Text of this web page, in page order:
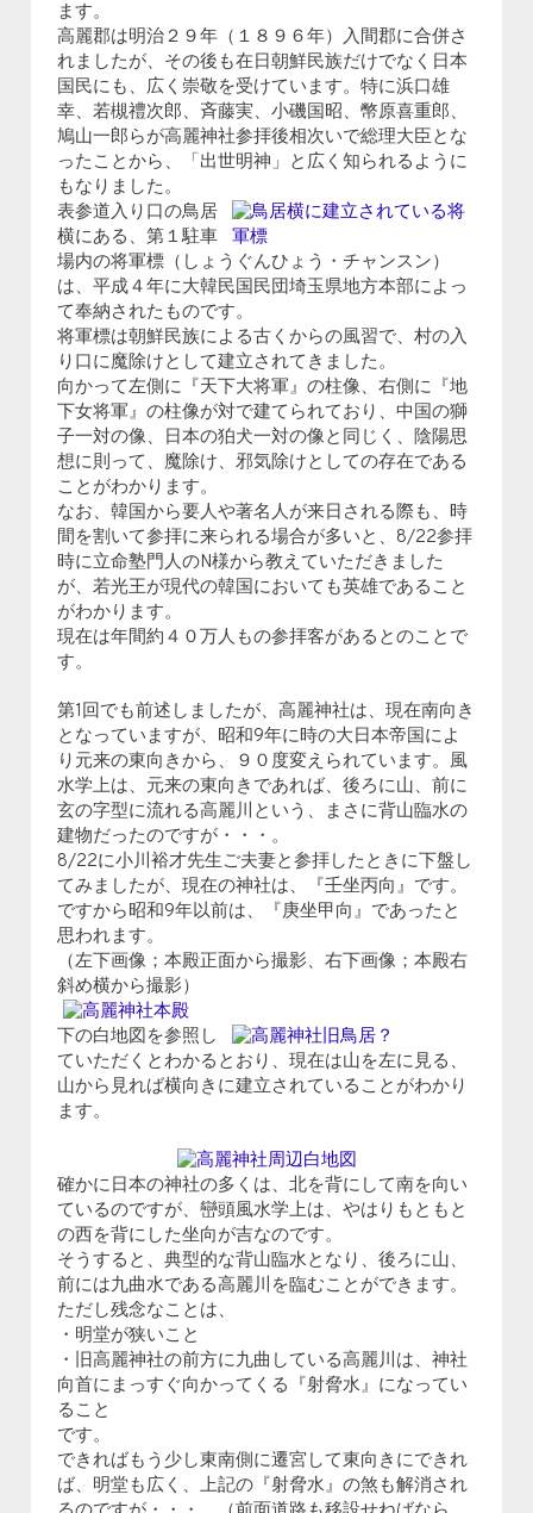
ます。
高麗郡は明治２９年（１８９６年）入間郡に合併さ
れましたが、その後も在日朝鮮民族だけでなく日本
国民にも、広く崇敬を受けています。特に浜口雄
幸、若槻禮次郎、斉藤実、小磯国昭、幣原喜重郎、
鳩山一郎らが高麗神社参拝後相次いで総理大臣とな
ったことから、「出世明神」と広く知られるように
もなりました。
表参道入り口の鳥居
横にある、第１駐車
場内の将軍標（しょうぐんひょう・チャンスン）
は、平成４年に大韓民国民団埼玉県地方本部によっ
て奉納されたものです。
将軍標は朝鮮民族による古くからの風習で、村の入
り口に魔除けとして建立されてきました。
向かって左側に『天下大将軍』の柱像、右側に『地
下女将軍』の柱像が対で建てられており、中国の獅
子一対の像、日本の狛犬一対の像と同じく、陰陽思
想に則って、魔除け、邪気除けとしての存在である
ことがわかります。
なお、韓国から要人や著名人が来日される際も、時
間を割いて参拝に来られる場合が多いと、8/22参拝
時に立命塾門人のN様から教えていただきました
が、若光王が現代の韓国においても英雄であること
がわかります。
現在は年間約４０万人もの参拝客があるとのことで
す。
第1回でも前述しましたが、高麗神社は、現在南向き
となっていますが、昭和9年に時の大日本帝国によ
り元来の東向きから、９０度変えられています。風
水学上は、元来の東向きであれば、後ろに山、前に
玄の字型に流れる高麗川という、まさに背山臨水の
建物だったのですが・・・。
8/22に小川裕才先生ご夫妻と参拝したときに下盤し
てみましたが、現在の神社は、『壬坐丙向』です。
ですから昭和9年以前は、『庚坐甲向』であったと
思われます。
（左下画像；本殿正面から撮影、右下画像；本殿右
斜め横から撮影）
下の白地図を参照し
ていただくとわかるとおり、現在は山を左に見る、
山から見れば横向きに建立されていることがわかり
ます。
確かに日本の神社の多くは、北を背にして南を向い
ているのですが、巒頭風水学上は、やはりもともと
の西を背にした坐向が吉なのです。
そうすると、典型的な背山臨水となり、後ろに山、
前には九曲水である高麗川を臨むことができます。
ただし残念なことは、
・明堂が狭いこと
・旧高麗神社の前方に九曲している高麗川は、神社
向首にまっすぐ向かってくる『射脅水』になってい
ること
です。
できればもう少し東南側に遷宮して東向きにできれ
ば、明堂も広く、上記の『射脅水』の煞も解消され